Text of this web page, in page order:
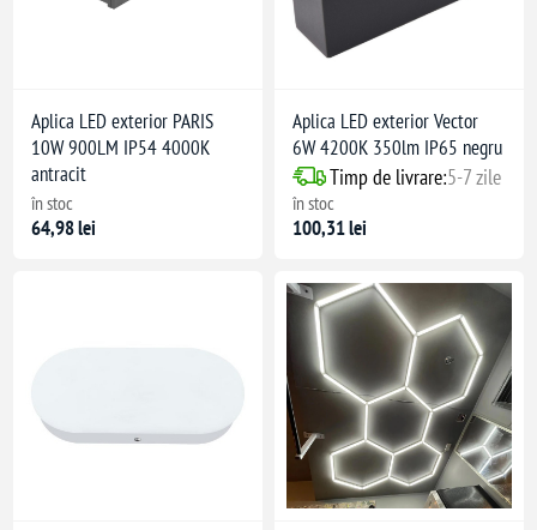
Aplica LED exterior PARIS
10W 900LM IP54 4000K
antracit
în stoc
64,98 lei
Aplica LED exterior Vector
6W 4200K 350lm IP65 negru
Timp de livrare:5-7 zile
în stoc
100,31 lei